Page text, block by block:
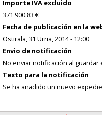
Importe IVA excluido
371 900.83 €
Fecha de publicación en la
Ostirala, 31 Urria, 2014 - 12:00
Envio de notificación
No enviar notificación al
Texto para la notificación
Se ha añadido un nuevo